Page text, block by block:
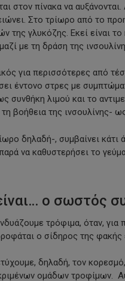
στον πίνακα να
Στο τρίωρο από το
της γλυκόζης. Εκεί είναι
με τη δράση της
για περισσότερες από
έντονο στρες με
συνθήκη λιμού και το
βοήθεια της ινσουλίνης-
δηλαδή-, συμβαίνει κάτι
να καθυστερήσει το
ο σωστός
τρόφιμα, όταν, για
ο σίδηρος της φακής
δηλαδή, τον
ομάδων τροφίμων.